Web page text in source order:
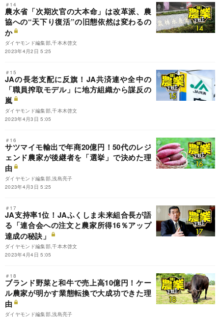
＃14
農水省「次期次官の大本命」は改革派、農
協への“天下り復活”の旧態依然は変わるの
か
ダイヤモンド編集部,千本木啓文
2023年4月2日 5:25
＃15
JAの長老支配に反旗！JA共済連や全中の
「職員搾取モデル」に地方組織から謀反の
嵐
ダイヤモンド編集部,千本木啓文
2023年4月3日 5:05
＃16
サツマイモ輸出で年商20億円！50代のレジ
ェンド農家が後継者を「選挙」で決めた理
由
ダイヤモンド編集部,浅島亮子
2023年4月3日 5:25
＃17
JA支持率1位！JAふくしま未来組合長が語
る「連合会への注文と農家所得16％アップ
達成の秘訣」
ダイヤモンド編集部,千本木啓文
2023年4月4日 5:05
＃18
ブランド野菜と和牛で売上高10億円！ケー
ル農家が明かす業態転換で大成功できた理
由
ダイヤモンド編集部,浅島亮子